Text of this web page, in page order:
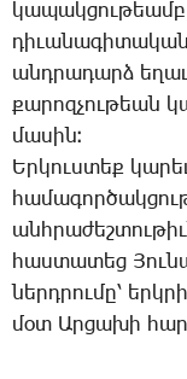
կա­պակ­ցու­թեամբ
դի­ւա­նա­գի­տա­կան
անդ­րա­դարձ
քա­րոզ­չու­թեան
մա­սին։
Եր­կուս­տեք
հաս­տա­տեց
ներդ­րու­մը՝
մօտ Ար­ցա­խի